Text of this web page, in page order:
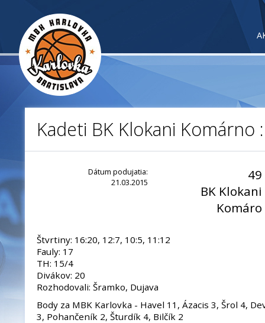
Kadeti BK Klokani Komárno
Dátum podujatia:
21.03.2015
49
BK Klokani
Komáro
Štvrtiny: 16:20, 12:7, 10:5, 11:12
Fauly: 17
TH: 15/4
Divákov: 20
Rozhodovali: Šramko, Dujava
Body za MBK Karlovka - Havel 11, Ázacis 3, Šrol 4,
3, Pohančeník 2, Šturdík 4, Bilčík 2